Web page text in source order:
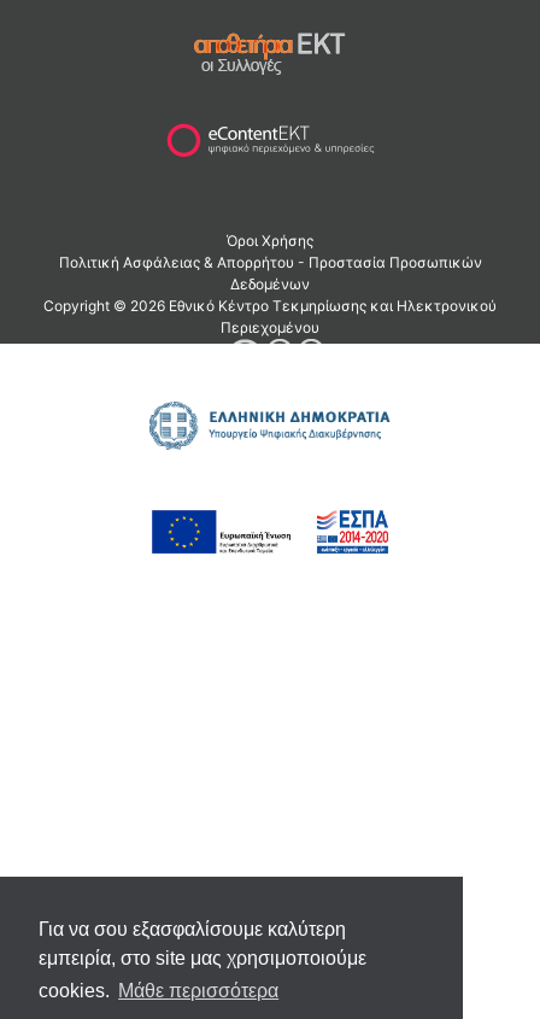
Για να σου εξασφαλίσουμε καλύτερη
εμπειρία, στο site μας χρησιμοποιούμε
cookies. Μάθε περισσότερα